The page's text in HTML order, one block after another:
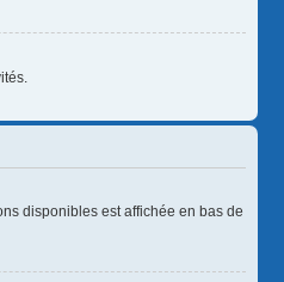
disponibles est affichée en bas de